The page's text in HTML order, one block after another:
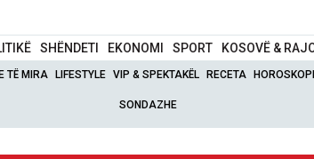
SHËNDETI EKONOMI SPORT KOSOVË &
TË MIRA LIFESTYLE VIP & SPEKTAKËL RECETA HOROSKOPI
SONDAZHE